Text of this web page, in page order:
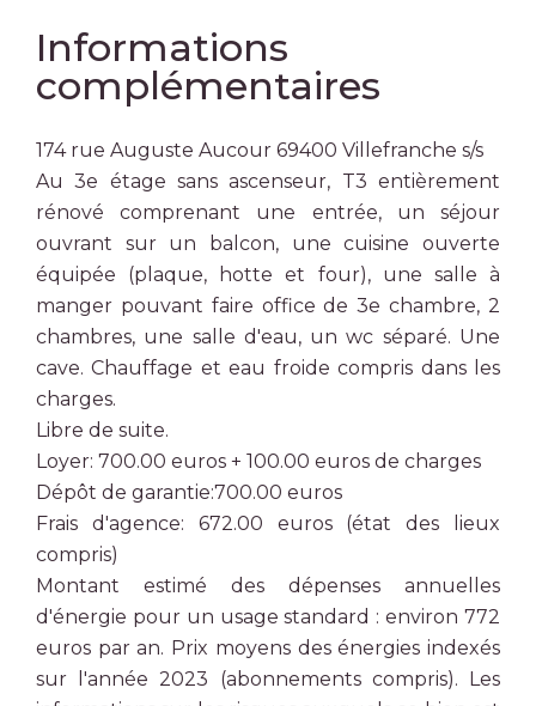
Informations
complémentaires
174 rue Auguste Aucour 69400 Villefranche s/s
Au 3e étage sans ascenseur, T3 entièrement
rénové comprenant une entrée, un séjour
ouvrant sur un balcon, une cuisine ouverte
équipée (plaque, hotte et four), une salle à
manger pouvant faire office de 3e chambre, 2
chambres, une salle d'eau, un wc séparé. Une
cave. Chauffage et eau froide compris dans les
charges.
Libre de suite.
Loyer: 700.00 euros + 100.00 euros de charges
Dépôt de garantie:700.00 euros
Frais d'agence: 672.00 euros (état des lieux
compris)
Montant estimé des dépenses annuelles
d'énergie pour un usage standard : environ 772
euros par an. Prix moyens des énergies indexés
sur l'année 2023 (abonnements compris). Les